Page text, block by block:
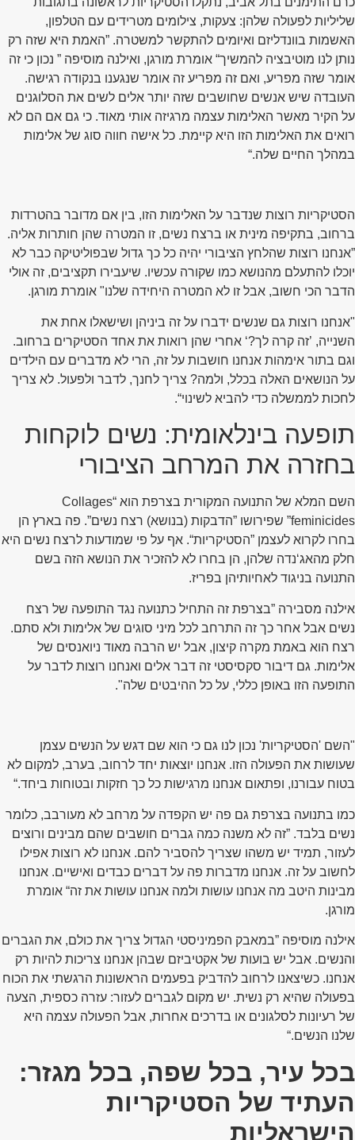
שליליות לפעולה שלהן: צעקות, צילומים מטרידים עם הטלפון,
האשמות בוונדליזם ואיומים להתקשר למשטרה. ”האמת היא שזה רק
נותן לנו מוטיבציה להמשיך“ אומרת מורגן, ואילנה מוסיפה ” נכון כי זה
אומר שזה מפריע, ואם זה מפריע זה אומר שנגענו בנקודה רגישה.
העובדה שיש אנשים שחושבים שזה יותר אלים לשים את הסלוגנים
על הקיר מאשר האלימות עצמה מרגיזה אותי מאוד. כי גם אם הם לא
רואים את האלימות הזו היא קיימת. כל אישה חווה סוג של אלימות
במהלך החיים שלה.“
הסטיקריות רוצות שנדבר על האלימות הזו, בין אם מדובר בהטרדות
ברחוב, בתקיפה מינית או ברצח נשים, זו המטרה שהן חותרות אליה.
”אנחנו רוצות שהלחץ הציבורי יהיה כל כך גדול שבפוליטיקה כבר לא
יוכלו להתעלם מהנושא כמו שקורה עכשיו. שיעבירו תקציבים, זה אולי
הדבר הכי חשוב, אבל זו לא המטרה היחידה שלנו" אומרת מורגן.
"אנחנו רוצות גם שנשים ידברו על זה ביניהן ושישאלו אחת את
השנייה, ’זה קרה לך?‘ אחרי שהן רואות את אחד הסטיקרים ברחוב.
וגם בתור אימהות אנחנו חושבות על זה, הרי לא מדברים עם הילדים
על הנושאים האלה בכלל, ולמה? צריך לחנך, לדבר ולפעול. לא צריך
לחכות לממשלה כדי להביא לשינוי“.
תופעה בינלאומית: נשים לוקחות
בחזרה את המרחב הציבורי
השם המלא של התנועה המקורית בצרפת הוא “Collages
feminicides” שפירושו ”הדבקות (בנושא) רצח נשים”. פה בארץ הן
בחרו לקרוא לעצמן ”הסטיקריות“. אף על פי שמודעות לרצח נשים היא
חלק מהאג‘נדה שלהן, הן בחרו לא להזכיר את הנושא הזה בשם
התנועה בניגוד לאחיותיהן בפריז.
אילנה מסבירה ”בצרפת זה התחיל כתנועה נגד התופעה של רצח
נשים אבל אחר כך זה התרחב לכל מיני סוגים של אלימות ולא סתם.
רצח הוא באמת מקרה קיצון, אבל יש הרבה מאוד ניואנסים של
אלימות. גם דיבור סקסיסטי זה דבר אלים ואנחנו רוצות לדבר על
התופעה הזו באופן כללי, על כל ההיבטים שלה".
"השם 'הסטיקריות' נכון לנו גם כי הוא שם דגש על הנשים עצמן
שעושות את הפעולה הזו. אנחנו יוצאות יחד לרחוב, בערב, למקום לא
בטוח עבורנו, ופתאום אנחנו מרגישות כל כך חזקות ובטוחות ביחד.“
כמו בתנועה בצרפת גם פה יש הקפדה על מרחב לא מעורבב, כלומר
נשים בלבד. ”זה לא משנה כמה גברים חושבים שהם מבינים ורוצים
לעזור, תמיד יש משהו שצריך להסביר להם. אנחנו לא רוצות אפילו
לחשוב על זה. אנחנו מדברות פה על דברים כבדים ואישיים. אנחנו
מבינות היטב מה אנחנו עושות ולמה אנחנו עושות את זה“ אומרת
מורגן.
אילנה מוסיפה ”במאבק הפמיניסטי הגדול צריך את כולם, את הגברים
והנשים. אבל יש בועות של אקטיביזם שבהן אנחנו צריכות להיות רק
אנחנו. כשיצאנו לרחוב להדביק בפעמים הראשונות הרגשתי את הכוח
בפעולה שהיא רק נשית. יש מקום לגברים לעזור: עזרה כספית, הצעה
של רעיונות לסלגונים או בדרכים אחרות, אבל הפעולה עצמה היא
שלנו הנשים.“
בכל עיר, בכל שפה, בכל מגזר:
העתיד של הסטיקריות
הישראליות